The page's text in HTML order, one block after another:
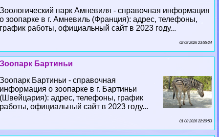
Зоологический парк Амневиля - справочная информация
о зоопарке в г. Амневиль (Франция): адрес, телефоны,
график работы, официальный сайт в 2023 году...
02 08 2026 23:55:24
Зоопарк Бартиньи
Зоопарк Бартиньи - справочная
информация о зоопарке в г. Бартиньи
(Швейцария): адрес, телефоны, график
работы, официальный сайт в 2023 году...
01 08 2026 22:20:53